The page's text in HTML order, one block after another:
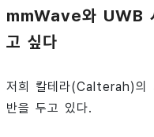
mmWave와 UWB
고 싶다
저희 칼테라(Calterah)의
반을 두고 있다.